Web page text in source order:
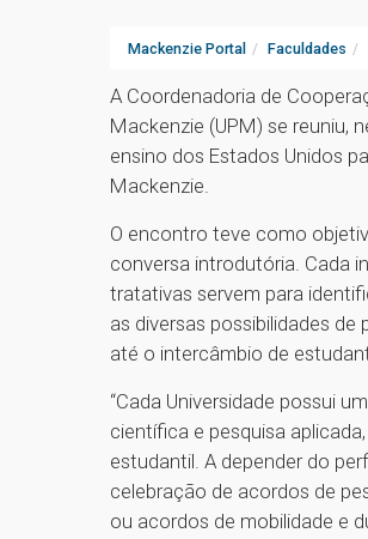
Mackenzie Portal Faculdades
A Coordenadoria de
Mackenzie (UPM) se reuniu,
ensino dos Estados Unidos
Mackenzie.
O encontro teve como
conversa introdutória. Cada
tratativas servem para
as diversas possibilidades
até o intercâmbio de
“Cada Universidade possui
científica e pesquisa
estudantil. A depender do
celebração de acordos de
ou acordos de mobilidade e